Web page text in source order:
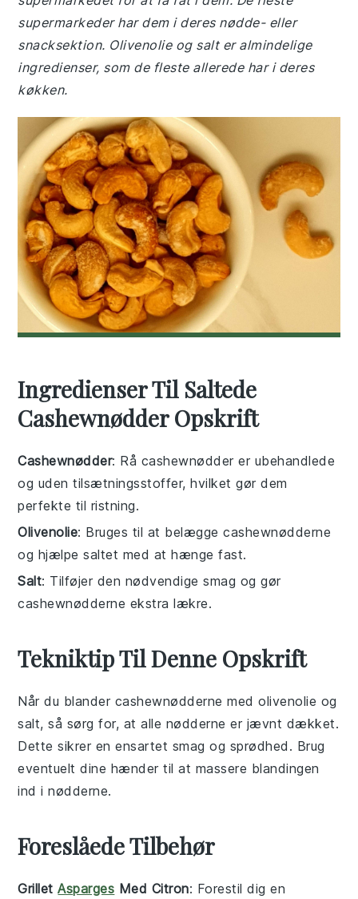
supermarkeder har dem i deres nødde- eller
snacksektion. Olivenolie og salt er almindelige
ingredienser, som de fleste allerede har i deres
køkken.
Ingredienser Til Saltede
Cashewnødder Opskrift
Cashewnødder: Rå cashewnødder er ubehandlede
og uden tilsætningsstoffer, hvilket gør dem
perfekte til ristning.
Olivenolie: Bruges til at belægge cashewnødderne
og hjælpe saltet med at hænge fast.
Salt: Tilføjer den nødvendige smag og gør
cashewnødderne ekstra lækre.
Tekniktip Til Denne Opskrift
Når du blander cashewnødderne medolivenolie og
salt, så sørg for, at alle nødderne er jævnt dækket.
Dette sikrer en ensartet smag og sprødhed. Brug
eventuelt dine hænder til at massere blandingen
ind i nødderne.
Foreslåede Tilbehør
GrilletAsparges Med Citron: Forestil dig en